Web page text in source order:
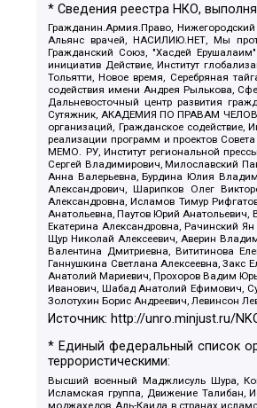
* Сведения реестра НКО,
Гражданин.Армия.Право,
Альянс врачей, НАСИЛИЮ.НЕТ, Мы
Гражданский Союз, "Хасдей
инициатив Действие, Институт
Тольятти, Новое время, Серебряная
содействия имени Андрея Рылькова,
Дальневосточный центр развития
Сутяжник, АКАДЕМИЯ ПО ПРАВАМ
организаций, Гражданское содействие,
реализации программ и проектов
МЕМО. РУ, Институт региональной
Сергей Владимирович, Милославский
Анна Валерьевна, Бурдина Юлия
Александрович, Шарипков Олег
Александровна, Исламов Тимур
Анатольевна, Паутов Юрий Анатольевич,
Екатерина Александровна, Рачинский
Щур Николай Алексеевич, Аверин
Валентина Дмитриевна, Вититинова
Ганнушкина Светлана Алексеевна, Закс
Анатолий Мариевич, Прохоров Вадим
Иванович, Шабад Анатолий Ефимович,
Золотухин Борис Андреевич, Левинсон
Источник: http://unro.minjust.ru/
* Единый федеральный список
террористическими:
Высший военный Маджлисуль Шура,
Исламская группа, Движение Талибан,
моджахедов, Аль-Каида в странах